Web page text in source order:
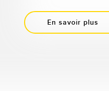
En savoir plus